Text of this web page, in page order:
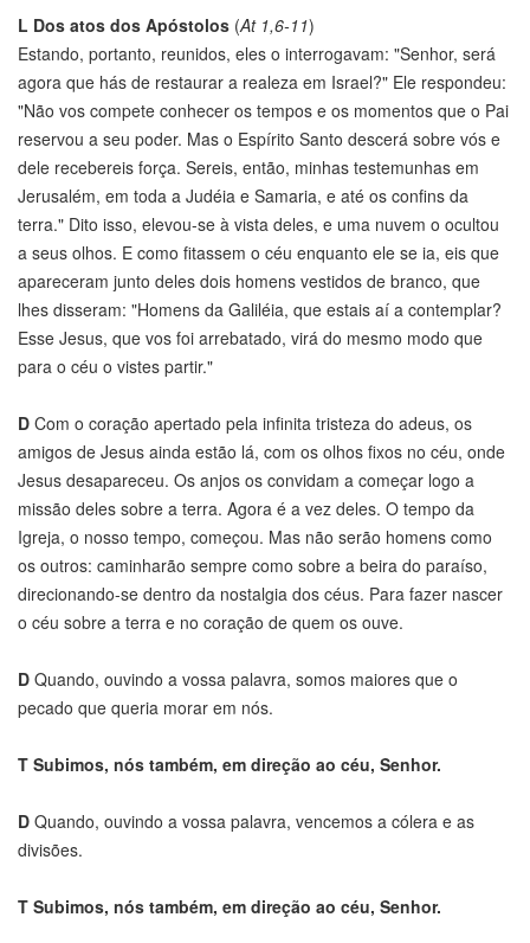
L Dos atos dos Apóstolos (At 1,6-11)
Estando, portanto, reunidos, eles o interrogavam: "Senhor, será
agora que hás de restaurar a realeza em Israel?" Ele respondeu:
"Não vos compete conhecer os tempos e os momentos que o Pai
reservou a seu poder. Mas o Espírito Santo descerá sobre vós e
dele recebereis força. Sereis, então, minhas testemunhas em
Jerusalém, em toda a Judéia e Samaria, e até os confins da
terra." Dito isso, elevou-se à vista deles, e uma nuvem o ocultou
a seus olhos. E como fitassem o céu enquanto ele se ia, eis que
apareceram junto deles dois homens vestidos de branco, que
lhes disseram: "Homens da Galiléia, que estais aí a contemplar?
Esse Jesus, que vos foi arrebatado, virá do mesmo modo que
para o céu o vistes partir."
D Com o coração apertado pela infinita tristeza do adeus, os
amigos de Jesus ainda estão lá, com os olhos fixos no céu, onde
Jesus desapareceu. Os anjos os convidam a começar logo a
missão deles sobre a terra. Agora é a vez deles. O tempo da
Igreja, o nosso tempo, começou. Mas não serão homens como
os outros: caminharão sempre como sobre a beira do paraíso,
direcionando-se dentro da nostalgia dos céus. Para fazer nascer
o céu sobre a terra e no coração de quem os ouve.
D Quando, ouvindo a vossa palavra, somos maiores que o
pecado que queria morar em nós.
T Subimos, nós também, em direção ao céu, Senhor.
D Quando, ouvindo a vossa palavra, vencemos a cólera e as
divisões.
T Subimos, nós também, em direção ao céu, Senhor.